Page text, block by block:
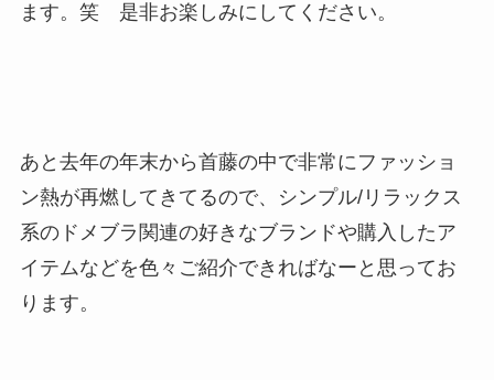
ます。笑 是非お楽しみにしてください。
あと去年の年末から首藤の中で非常にファッショ
ン熱が再燃してきてるので、シンプル/リラックス
系のドメブラ関連の好きなブランドや購入したア
イテムなどを色々ご紹介できればなーと思ってお
ります。